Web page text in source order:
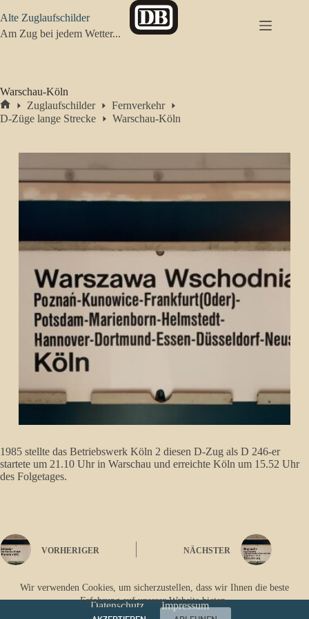
Inhalt
springen
Wir verwenden Cookies, um sicherzustellen, dass wir Ihnen die beste
Erfahrung auf unserer Website bieten.
Alte Zuglaufschilder
Am Zug bei jedem Wetter...
Warschau-Köln
Start
Zuglaufschilder
Fernverkehr
D-Züge lange Strecke
Warschau-Köln
1985 stellte das Betriebswerk Köln 2 diesen D-Zug als D 246-er
startete um 21.10 Uhr in Warschau und erreichte Köln um 15.52 Uhr
des Folgetages.
VORHERIGER NÄCHSTER
Datenschutz Impressum